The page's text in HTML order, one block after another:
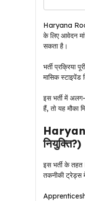
Haryana
के लिए आवेदन
सकता है।
भर्ती
मासिक स्टाइपेंड
इस भर्ती में
हैं, तो यह मौका
नियुक्ति?)
इस भर्ती के
तकनीकी ट्रेड्स